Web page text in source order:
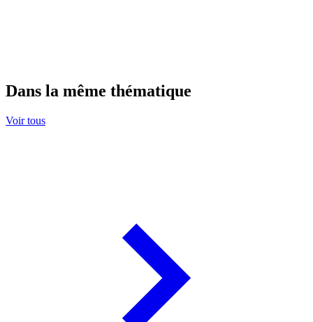
Dans la même thématique
Voir tous